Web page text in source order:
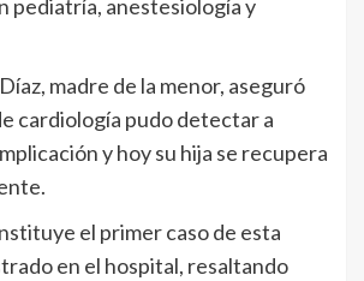
pediatría, anestesiología y
madre de la menor, aseguró
cardiología pudo detectar a
y hoy su hija se recupera
el primer caso de esta
en el hospital, resaltando